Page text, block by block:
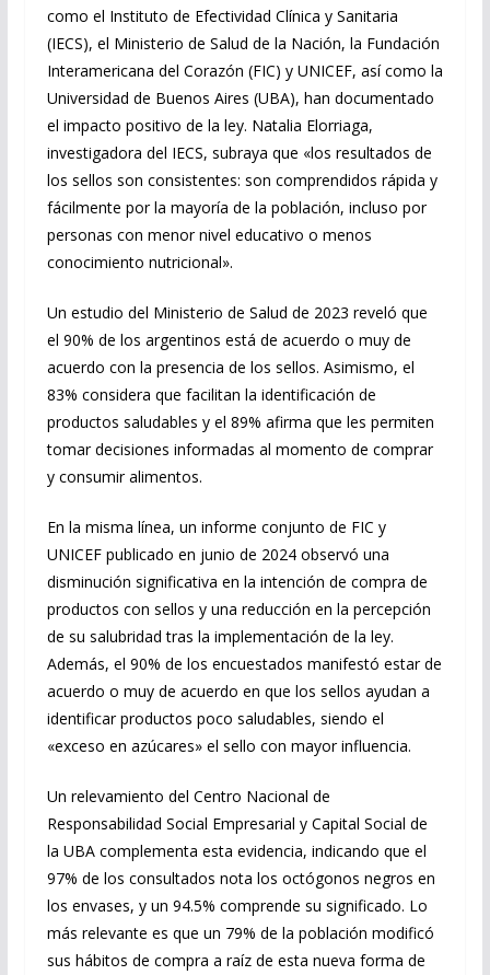
como el Instituto de Efectividad Clínica y Sanitaria
(IECS), el Ministerio de Salud de la Nación, la Fundación
Interamericana del Corazón (FIC) y UNICEF, así como la
Universidad de Buenos Aires (UBA), han documentado
el impacto positivo de la ley. Natalia Elorriaga,
investigadora del IECS, subraya que «los resultados de
los sellos son consistentes: son comprendidos rápida y
fácilmente por la mayoría de la población, incluso por
personas con menor nivel educativo o menos
conocimiento nutricional».
Un estudio del Ministerio de Salud de 2023 reveló que
el 90% de los argentinos está de acuerdo o muy de
acuerdo con la presencia de los sellos. Asimismo, el
83% considera que facilitan la identificación de
productos saludables y el 89% afirma que les permiten
tomar decisiones informadas al momento de comprar
y consumir alimentos.
En la misma línea, un informe conjunto de FIC y
UNICEF publicado en junio de 2024 observó una
disminución significativa en la intención de compra de
productos con sellos y una reducción en la percepción
de su salubridad tras la implementación de la ley.
Además, el 90% de los encuestados manifestó estar de
acuerdo o muy de acuerdo en que los sellos ayudan a
identificar productos poco saludables, siendo el
«exceso en azúcares» el sello con mayor influencia.
Un relevamiento del Centro Nacional de
Responsabilidad Social Empresarial y Capital Social de
la UBA complementa esta evidencia, indicando que el
97% de los consultados nota los octógonos negros en
los envases, y un 94.5% comprende su significado. Lo
más relevante es que un 79% de la población modificó
sus hábitos de compra a raíz de esta nueva forma de